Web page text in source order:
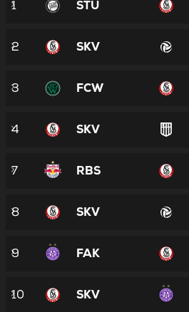
1 STU
2 SKV
3 FCW
4 SKV
7 RBS
8 SKV
9 FAK
10 SKV